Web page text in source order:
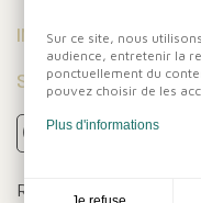
INFORMATIONS
SUIVEZ-NOUS
Réalisation
Sur ce site, nous
audience, entretenir la
ponctuellement du
pouvez choisir de les
Plus d'informations